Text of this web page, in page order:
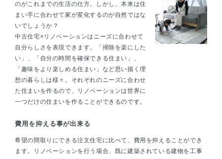
のがこれまでの生活の仕方。しかし、本来は住
まい手に合わせて家が変化するのが自然ではな
いでしょうか？
中古住宅×リノベーションはニーズに合わせて
自分らしさを表現できます。「掃除を楽にした
い」、「自分の時間を確保できる住まい」、
「趣味をより楽しめる住まい」など思い描く理
想の暮らしは様々。それぞれのニーズに合わせ
た住まいを作るので、リノベーションは世界に
一つだけの住まいを作ることができるのです。
費用を抑える事が出来る
希望の間取りにできる注文住宅に比べて、費用を抑えることができ
ます。リノベーションを行う場合、既に建築されている建物を工事